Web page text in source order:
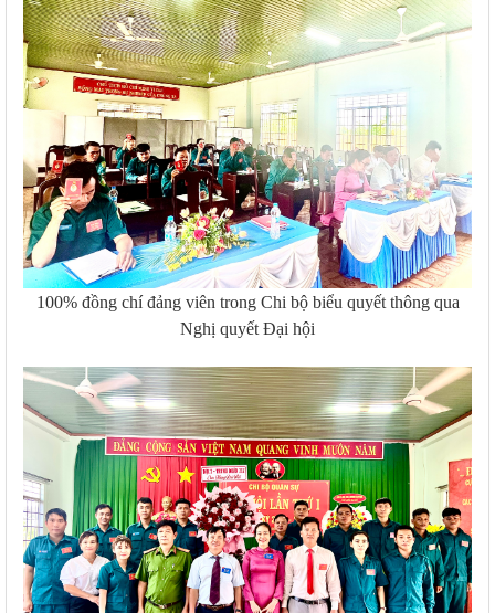
100% đồng chí đảng viên trong Chi bộ biểu quyết thông qua
Nghị quyết Đại hội